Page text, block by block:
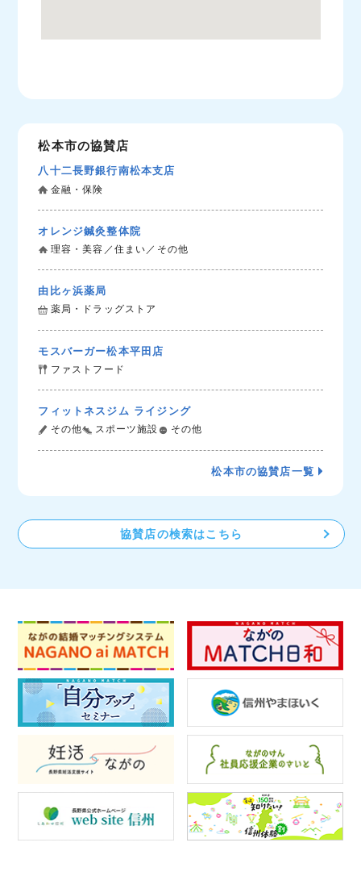
松本市の協賛店
八十二長野銀行南松本支店
金融・保険
オレンジ鍼灸整体院
理容・美容／住まい／その他
由比ヶ浜薬局
薬局・ドラッグストア
モスバーガー松本平田店
ファストフード
フィットネスジム ライジング
その他 スポーツ施設 その他
松本市の協賛店一覧
協賛店の検索はこちら